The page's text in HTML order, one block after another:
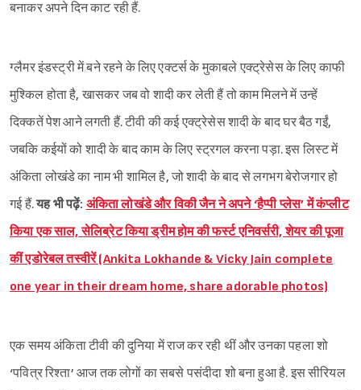
बनाकर अपने दिन काट रही हैं.
ग्लैमर इंडस्ट्री में बने रहने के लिए एक्टर्स के मुकाबले एक्ट्रेसेस के लिए काफी
मुश्किल होता है, खासकर जब वो शादी कर लेती हैं तो काम मिलने में उन्हें
दिक्कतें पेश आने लगती हैं. टीवी की कई एक्ट्रेसेस शादी के बाद घर बैठ गईं,
जबकि कईयों को शादी के बाद काम के लिए स्ट्रगल करना पड़ा. इस लिस्ट में
अंकिता लोखंडे का नाम भी शामिल है, जो शादी के बाद से लगभग बेरोजगार हो
गई हैं.यह भी पढ़ें: अंकिता लोखंडे और विकी जैन ने अपने ‘हैप्पी प्लेस’ में कंप्लीट
किया एक साल, सेलिब्रेट किया ड्रीम होम की फर्स्ट एनिवर्सरी, शेयर की पूजा
कीं एडोरेबल तस्वीरें (Ankita Lokhande & Vicky Jain complete
one year in their dream home, share adorable photos)
एक समय अंकिता टीवी की दुनिया में राज कर रही थीं और उनका पहला शो
‘पवित्र रिश्ता’ आज तक लोगों का सबसे पसंदीदा शो बना हुआ है. इस सीरियल